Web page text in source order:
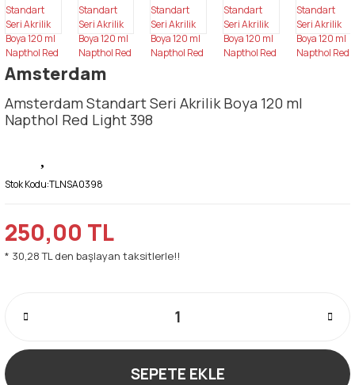
Amsterdam
Amsterdam Standart Seri Akrilik Boya 120 ml
Napthol Red Light 398
Stok Kodu:TLNSA0398
250,00 TL
* 30,28 TL den başlayan taksitlerle!!
SEPETE EKLE